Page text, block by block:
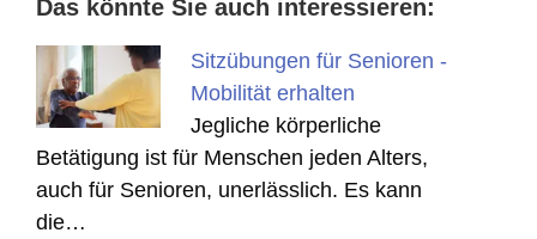
Das könnte Sie auch interessieren:
Sitzübungen für Senioren -
Mobilität erhalten
Jegliche körperliche
Betätigung ist für Menschen jeden Alters,
auch für Senioren, unerlässlich. Es kann
die…